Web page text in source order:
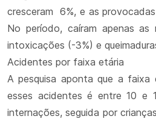
cresceram 6%, e as
No período, caíram apenas
intoxicações (-3%) e
Acidentes por faixa etária
A pesquisa aponta que a faixa
esses acidentes é entre 10 e
internações, seguida por